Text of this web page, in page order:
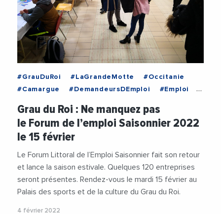
#GrauDuRoi #LaGrandeMotte
#Occitanie
#Camargue
#DemandeursDEmploi
#Emploi
#LaGrandeMotte
#Occitanie
#PaysDeLOr
#TerreDeCamargue
Grau du Roi : Ne manquez pas
le Forum de l’emploi Saisonnier 2022
le 15 février
Le Forum Littoral de l’Emploi Saisonnier fait son retour
et lance la saison estivale. Quelques 120 entreprises
seront présentes. Rendez-vous le mardi 15 février au
Palais des sports et de la culture du Grau du Roi.
4 février 2022